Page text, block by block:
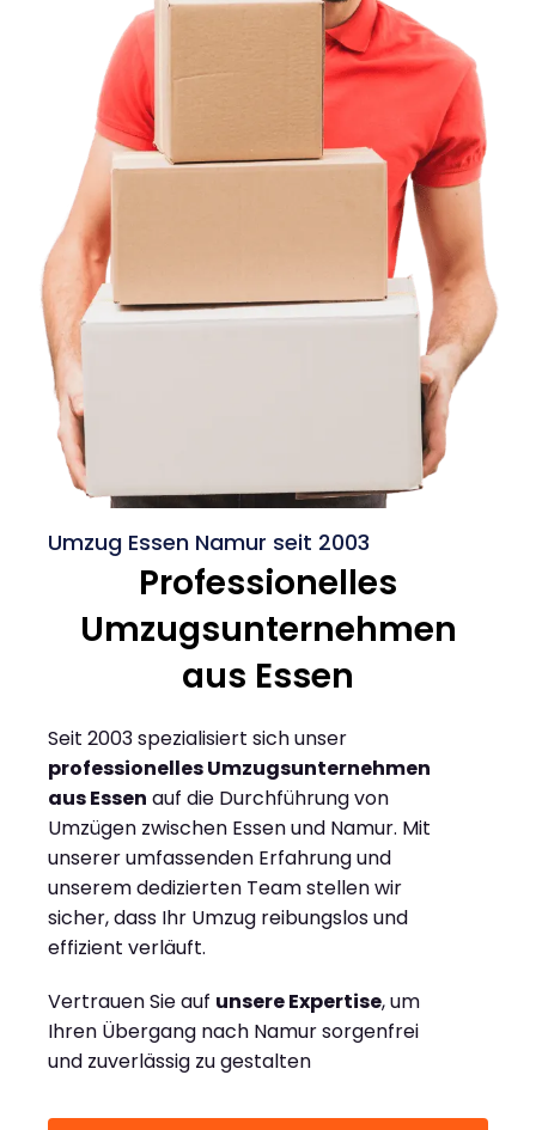
Umzug Essen Namur seit 2003
Professionelles
Umzugsunternehmen
aus Essen
Seit 2003 spezialisiert sich unser
professionelles Umzugsunternehmen
aus Essen auf die Durchführung von
Umzügen zwischen Essen und Namur. Mit
unserer umfassenden Erfahrung und
unserem dedizierten Team stellen wir
sicher, dass Ihr Umzug reibungslos und
effizient verläuft.
Vertrauen Sie auf unsere Expertise, um
Ihren Übergang nach Namur sorgenfrei
und zuverlässig zu gestalten